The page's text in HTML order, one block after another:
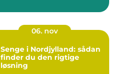
06. nov
Senge i Nordjylland: sådan
finder du den rigtige
løsning